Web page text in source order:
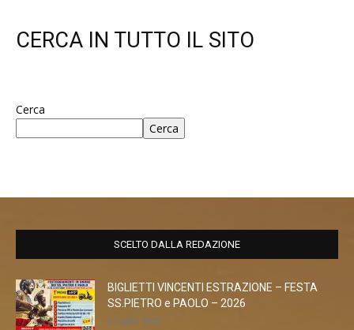
CERCA IN TUTTO IL SITO
Cerca
Cerca
SCELTO DALLA REDAZIONE
BIGLIETTI VINCENTI ESTRAZIONE – FESTA
SS.PIETRO e PAOLO – 2026
1 Luglio 2026